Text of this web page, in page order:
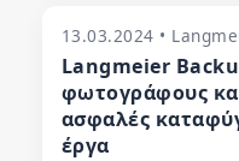
13.03.2024 •
Langmeier
φωτογράφους
ασφαλές
έργα